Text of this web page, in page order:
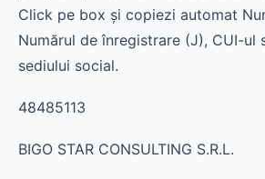
Click pe box și copiezi automat
Numărul de înregistrare (J), CUI-ul
sediului social.
48485113
BIGO STAR CONSULTING S.R.L.